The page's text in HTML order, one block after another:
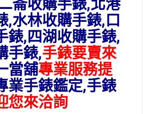
,水林收購手錶,口
錶,四湖收購手錶,
手錶,手錶要賣來
當舖專業服務提
業手錶鑑定,手錶
您來洽詢